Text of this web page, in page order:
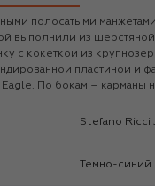
полосатыми
выполнили из шерстяной
с кокеткой из
пластиной и
По бокам – карманы
Stefano Ricci
Темно-синий